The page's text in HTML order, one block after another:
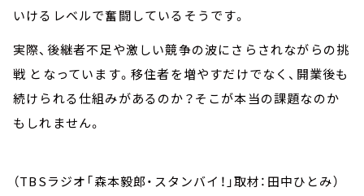
いけるレベルで奮闘しているそうです。
実際、後継者不足や激しい競争の波にさらされながらの挑
戦 となっています。移住者を増やすだけでなく、開業後も
続けられる仕組みがあるのか？そこが本当の課題なのか
もしれません。
（TBSラジオ「森本毅郎・スタンバイ！」取材：田中ひとみ）